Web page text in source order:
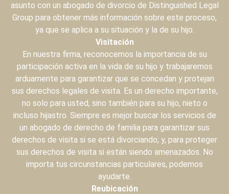
asunto con un abogado de divorcio de Distinguished Legal
Group para obtener más información sobre este proceso,
ya que se aplica a su situación y la de su hijo.
Visitación
En nuestra firma, reconocemos la importancia de su
participación activa en la vida de su hijo y trabajaremos
arduamente para garantizar que se concedan y protejan
sus derechos legales de visita. Es un derecho importante,
no solo para usted, sino también para su hijo, nieto o
incluso hijastro. Siempre es mejor buscar los servicios de
un abogado de derecho de familia para garantizar sus
derechos de visita si se está divorciando; y, para proteger
sus derechos de visita si están siendo amenazados. No
importa tus circunstancias particulares, podemos
ayudarte.
Reubicación